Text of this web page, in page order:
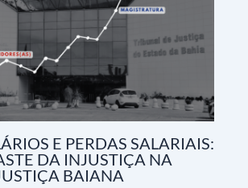
E PERDAS SALARIAIS:
DA INJUSTIÇA NA
BAIANA